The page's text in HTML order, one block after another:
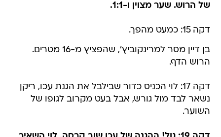
של הרוש. שער מצוין ו-1:1.
דקה 15: כמעט מהפך.
בן דיין מסר למרינקוביץ', שהפציץ מ-16 מטרים.
הרוש הדף.
דקה 17: לוי הכניס כדור שבילבל את הגנת עכו, ריקן
נשאר לבד מול גורש, אבל בעט מקרוב לגופו של
השוער.